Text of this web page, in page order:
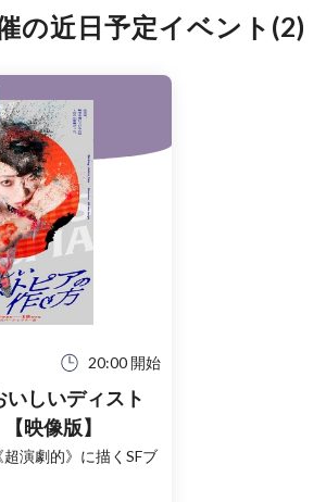
の近日予定イベント(2)
20:00 開始
いしいディスト
映像版】
演劇的》に描くSFブ